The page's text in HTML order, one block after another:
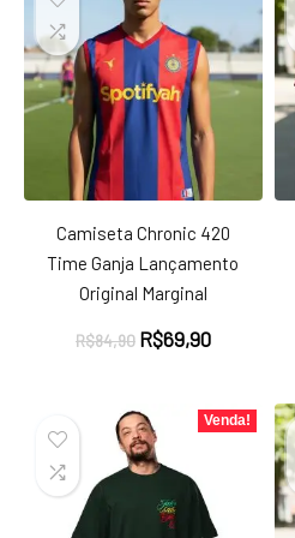
Camiseta Chronic 420
Time Ganja Lançamento
Original Marginal
R$84,90 O
era:
R$84,90.
R$69,90O
é:
R$69,90.
Venda!